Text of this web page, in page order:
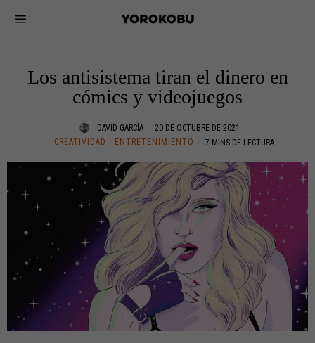
Los antisistema tiran el dinero en
cómics y videojuegos
DAVID GARCÍA
20 DE OCTUBRE DE 2021
CREATIVIDAD · ENTRETENIMIENTO 7 MINS DE LECTURA